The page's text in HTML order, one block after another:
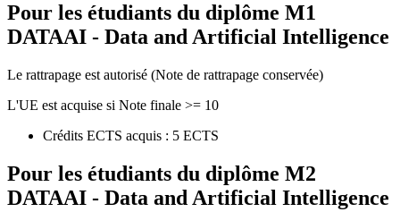
Pour les étudiants du diplôme M1
DATAAI - Data and Artificial Intelligence
Le rattrapage est autorisé (Note de rattrapage conservée)
L'UE est acquise si Note finale >= 10
Crédits ECTS acquis : 5 ECTS
Pour les étudiants du diplôme M2
DATAAI - Data and Artificial Intelligence